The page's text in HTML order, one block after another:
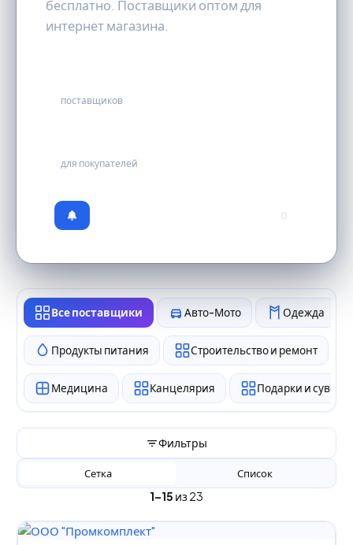
бесплатно. Поставщики оптом для
интернет магазина.
поставщиков
для покупателей
0
Все поставщики Авто-Мото Одежда
Продукты питания Строительство и ремонт
Медицина Канцелярия Подарки и
Фильтры
1–15 из 23
Сетка Список